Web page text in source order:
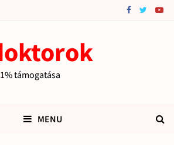
támogatása
MENU